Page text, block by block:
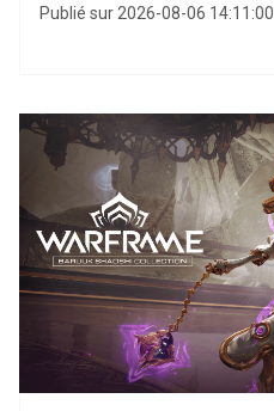
Publié sur 2026-08-06 14:11:00